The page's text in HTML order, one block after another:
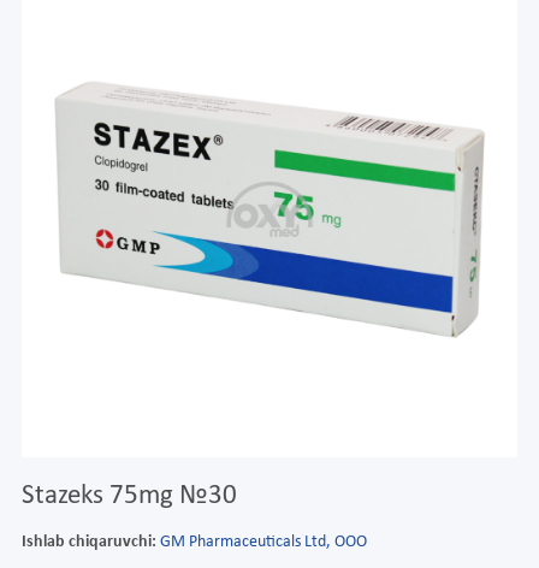
Stazeks 75mg №30
Ishlab chiqaruvchi: GM Pharmaceuticals Ltd, OOO